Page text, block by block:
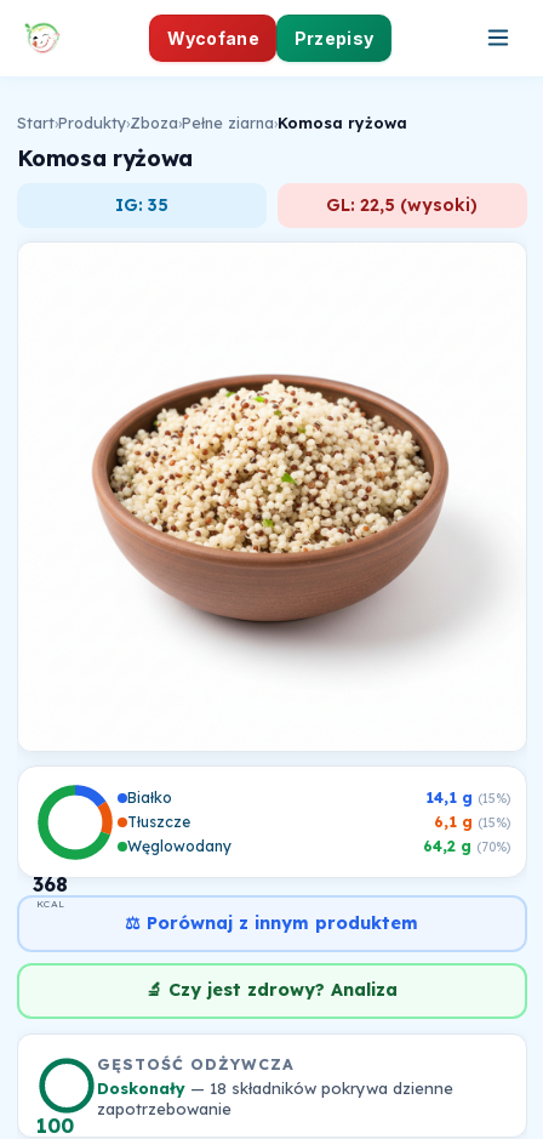
Wycofane Przepisy
Start›Produkty›Zboza›Pełne ziarna›Komosa ryżowa
Komosa ryżowa
IG: 35 GL: 22,5 (wysoki)
368
KCAL
Białko 14,1 g (15%)
Tłuszcze 6,1 g (15%)
Węglowodany 64,2 g (70%)
⚖️ Porównaj z innym produktem
🔬 Czy jest zdrowy? Analiza
100
GĘSTOŚĆ ODŻYWCZA
Doskonały— 18 składników pokrywa dzienne
zapotrzebowanie